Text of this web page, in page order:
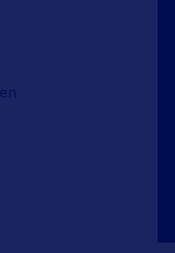
en